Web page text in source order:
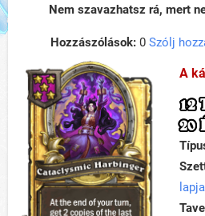
Nem szavazhatsz rá, mert
Hozzászólások:0 Szólj
A
12
20